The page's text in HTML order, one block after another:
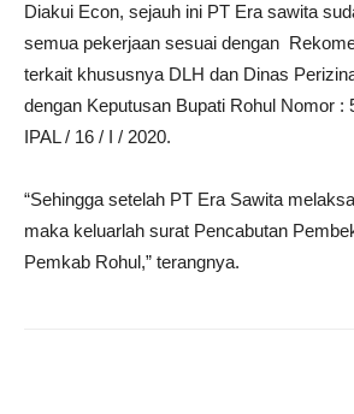
Diakui Econ, sejauh ini PT Era sawita
semua pekerjaan sesuai dengan
terkait khususnya DLH dan Dinas
dengan Keputusan Bupati Rohul Nomor :
IPAL / 16 / I / 2020.
“Sehingga setelah PT Era Sawita
maka keluarlah surat Pencabutan
Pemkab Rohul,” terangnya.